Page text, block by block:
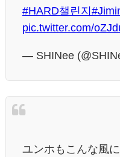
#HARD챌린지
pic.twitter.com/
— SHINee
ユンホもこんな風